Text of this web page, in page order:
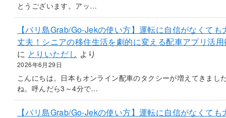
とうございます。アッ…
【バリ島Grab/Go-Jekの使い方】運転に自信がなくても
丈夫！シニアの移住生活を劇的に変える配車アプリ活用
に とりいただし より
2026年6月29日
こんにちは。日本もオンライン配車のタクシーが増えてきまし
ね。呼んだら3～4分で…
【バリ島Grab/Go-Jekの使い方】運転に自信がなくても